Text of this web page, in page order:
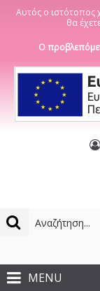
Αυτός ο ιστότοπος
θα
Ο
MENU